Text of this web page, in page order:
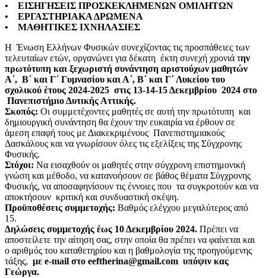
• EΙΣΗΓΗΣΕΙΣ ΠΡΟΣΚΕΚΛΗΜΕΝΩΝ ΟΜΙΛΗΤΩΝ
• ΕΡΓΑΣΤΗΡΙΑΚΑ ΔΡΩΜΕΝΑ
• ΜΑΘΗΤΙΚΕΣ ΙΧΝΗΛΑΣΙΕΣ
H Ένωση Ελλήνων Φυσικών συνεχίζοντας τις προσπάθειες των
τελευταίων ετών, οργανώνει για δέκατη έκτη συνεχή χρονιά την
πρωτότυπη και ξεχωριστή συνάντηση αριστούχων μαθητών
Α΄, Β΄ και Γ΄ Γυμνασίου και Α΄, Β΄ και Γ΄ Λυκείου του
σχολικού έτους 2024-2025 στις 13-14-15 Δεκεμβρίου 2024 στο
Πανεπιστήμιο Δυτικής Αττικής.
Σκοπός: Οι συμμετέχοντες μαθητές σε αυτή την πρωτότυπη και
δημιουργική συνάντηση θα έχουν την ευκαιρία να έρθουν σε
άμεση επαφή τους με Διακεκριμένους Πανεπιστημιακούς
Δασκάλους και να γνωρίσουν όλες τις εξελίξεις της Σύγχρονης
Φυσικής.
Στόχοι: Να εισαχθούν οι μαθητές στην σύγχρονη επιστημονική
γνώση και μέθοδο, να κατανοήσουν σε βάθος θέματα Σύγχρονης
Φυσικής, να αποσαφηνίσουν τις έννοιες που τα συγκροτούν και να
αποκτήσουν κριτική και συνδυαστική σκέψη.
Προϋποθέσεις συμμετοχής: Βαθμός ελέγχου μεγαλύτερος από
15.
Δηλώσεις συμμετοχής έως 10 Δεκεμβρίου 2024. Πρέπει να
αποστείλετε την αίτηση σας, στην οποία θα πρέπει να φαίνεται και
ο αριθμός του καταθετηρίου και η βαθμολογία της προηγούμενης
τάξης, με e-mail στο eeftherina@gmail.com υπόψιν κας
Γεώργα.